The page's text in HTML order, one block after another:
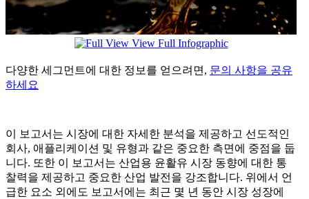
View Full Infographic
다양한 세그먼트에 대한 정보를 얻으려면, 문의 사항을 공유
하세요
이 보고서는 시장에 대한 자세한 분석을 제공하고 선도적인
회사, 애플리케이션 및 유형과 같은 중요한 측면에 중점을 둡
니다. 또한 이 보고서는 산업용 윤활유 시장 동향에 대한 통
찰력을 제공하고 중요한 산업 발전을 강조합니다. 위에서 언
급한 요소 외에도 보고서에는 최근 몇 년 동안 시장 성장에